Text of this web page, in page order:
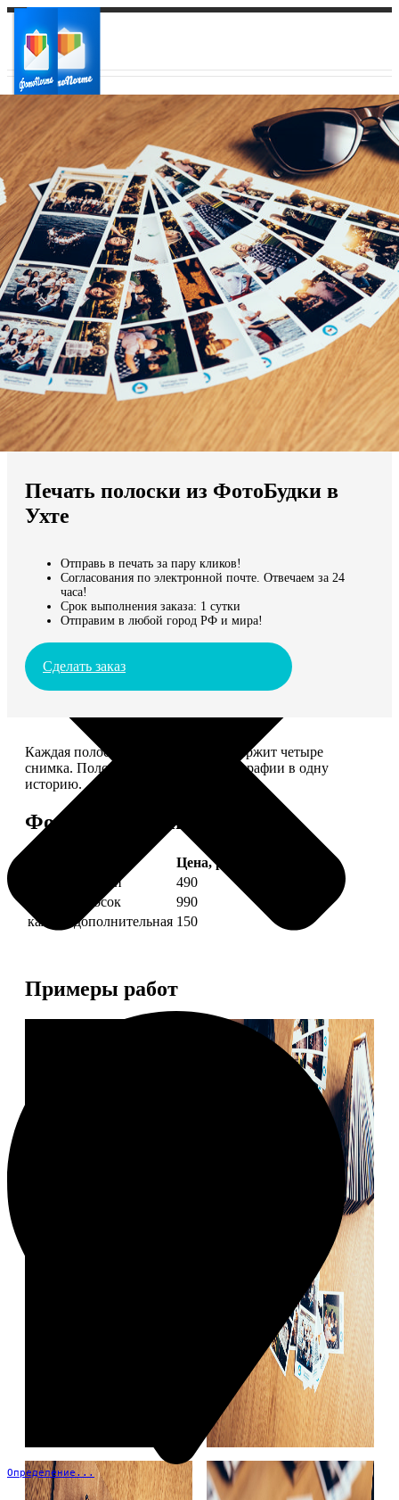
Ваш город:
Ваш регион доставки
Выберите из списка:
Мы доставляем по всему миру
Продолжить без города
Определение...
Печать полоски из ФотоБудки в
Ухте
Отправь в печать за пару кликов!
Согласования по электронной почте. Отвечаем за 24
часа!
Срок выполнения заказа: 1 сутки
Отправим в любой город РФ и мира!
Сделать заказ
Каждая полоска размером 5*20 содержит четыре
снимка. Полоски объединяют фотографии в одну
историю.
Форматы и цены
Цена, руб.
4 фото полоски
490
8 фото полосок
990
каждая дополнительная 150
Примеры работ